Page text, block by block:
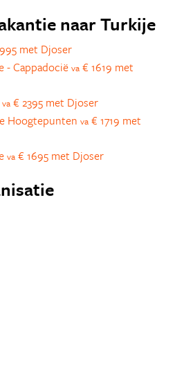
naar Turkije
met Djoser
- Cappadocië va € 1619 met
va € 2395 met Djoser
Hoogtepunten va € 1719 met
va € 1695 met Djoser